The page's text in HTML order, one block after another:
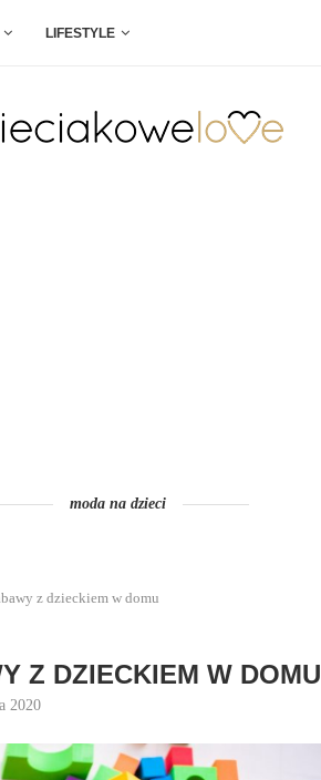
LIFESTYLE
moda na dzieci
z dzieckiem w domu
Z DZIECKIEM W DOMU
2020